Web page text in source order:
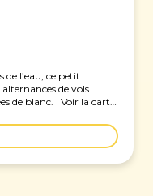
l’eau, ce petit
de vols
Voir la carte